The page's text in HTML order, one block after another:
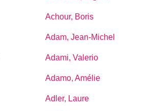
Achour, Boris
Adam, Jean-Michel
Adami, Valerio
Adamo, Amélie
Adler, Laure